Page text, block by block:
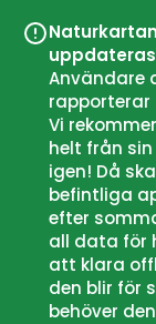
Användare
rapporterar
Vi
helt från
igen! Då
befintliga
efter
all data för
att klara
den blir för
behöver